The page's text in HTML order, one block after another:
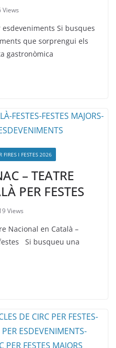
Views
esdeveniments Si busques
que sorprengui els
gastronòmica
FIRES I FESTES 2026
– TEATRE
PER FESTES
Views
Nacional en Català –
Si busqueu una